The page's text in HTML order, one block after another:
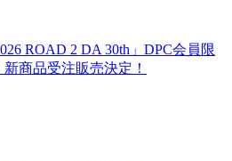
ROAD 2 DA 30th」DPC会員限
商品受注販売決定！